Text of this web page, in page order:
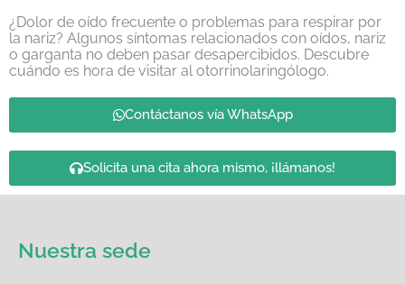
¿Dolor de oído frecuente o problemas para respirar por
la nariz? Algunos síntomas relacionados con oídos, nariz
o garganta no deben pasar desapercibidos. Descubre
cuándo es hora de visitar al otorrinolaringólogo.
Contáctanos vía WhatsApp
Solicita una cita ahora mismo, ¡llámanos!
Nuestra sede